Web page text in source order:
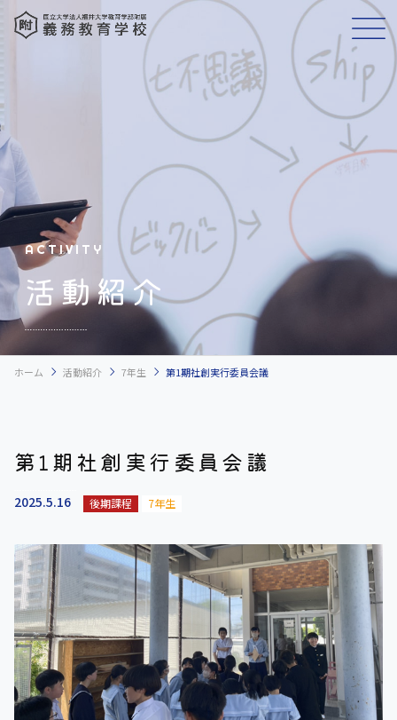
ACTIVITY
活動紹介
ホーム chevron_right 活動紹介 chevron_right 7年生 chevron_right 第1期社創実行委員会議
第1期社創実行委員会議
2025.5.16 後期課程 7年生